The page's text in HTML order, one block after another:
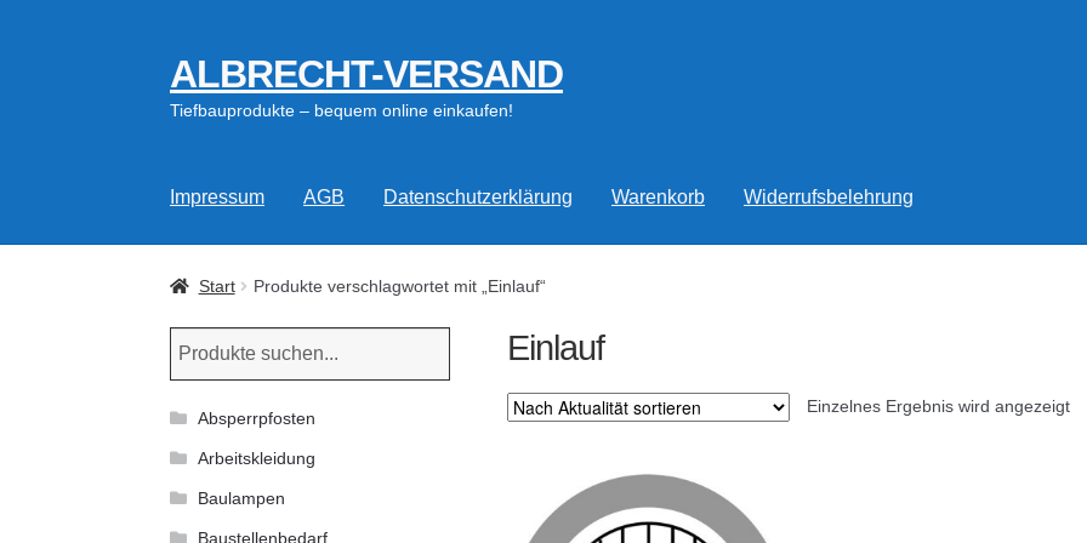
Zur
Navigation
springen
Zum
Inhalt
springen
ALBRECHT-VERSAND
Tiefbauprodukte – bequem online einkaufen!
Impressum AGB Datenschutzerklärung Warenkorb Widerrufsbelehrung
Start Produkte verschlagwortet mit „Einlauf“
Einlauf
Einzelnes Ergebnis wird angezeigt
Absperrpfosten
Arbeitskleidung
Baulampen
Baustellenbedarf